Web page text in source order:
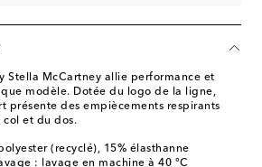
Stella McCartney allie performance et
modèle. Dotée du logo de la ligne,
présente des empiècements respirants
col et du dos.
(recyclé), 15% élasthanne
: lavage en machine à 40 °C